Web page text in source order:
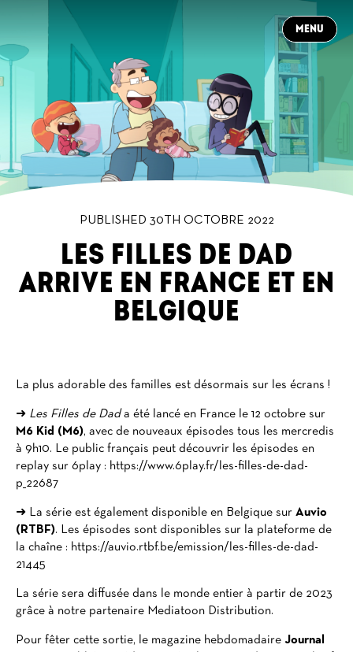
MENU
CLOSE
À PROPOS
CONTACT
NEWS
PRODUCTIONS
DANS LES COULISSES CARRIÈRES
PUBLISHED 30TH OCTOBRE 2022
LES FILLES DE DAD
ARRIVE EN FRANCE ET EN
BELGIQUE
La plus adorable des familles est désormais sur les écrans !
➜ Les Filles de Dada été lancé en France le 12 octobre sur
M6 Kid (M6), avec de nouveaux épisodes tous les mercredis
à 9h10. Le public français peut découvrir les épisodes en
replay sur 6play : https://www.6play.fr/les-filles-de-dad-
p_22687
➜ La série est également disponible en Belgique sur Auvio
(RTBF). Les épisodes sont disponibles sur la plateforme de
la chaîne : https://auvio.rtbf.be/emission/les-filles-de-dad-
21445
La série sera diffusée dans le monde entier à partir de 2023
grâce à notre partenaire Mediatoon Distribution.
Pour fêter cette sortie, le magazine hebdomadaire Journal